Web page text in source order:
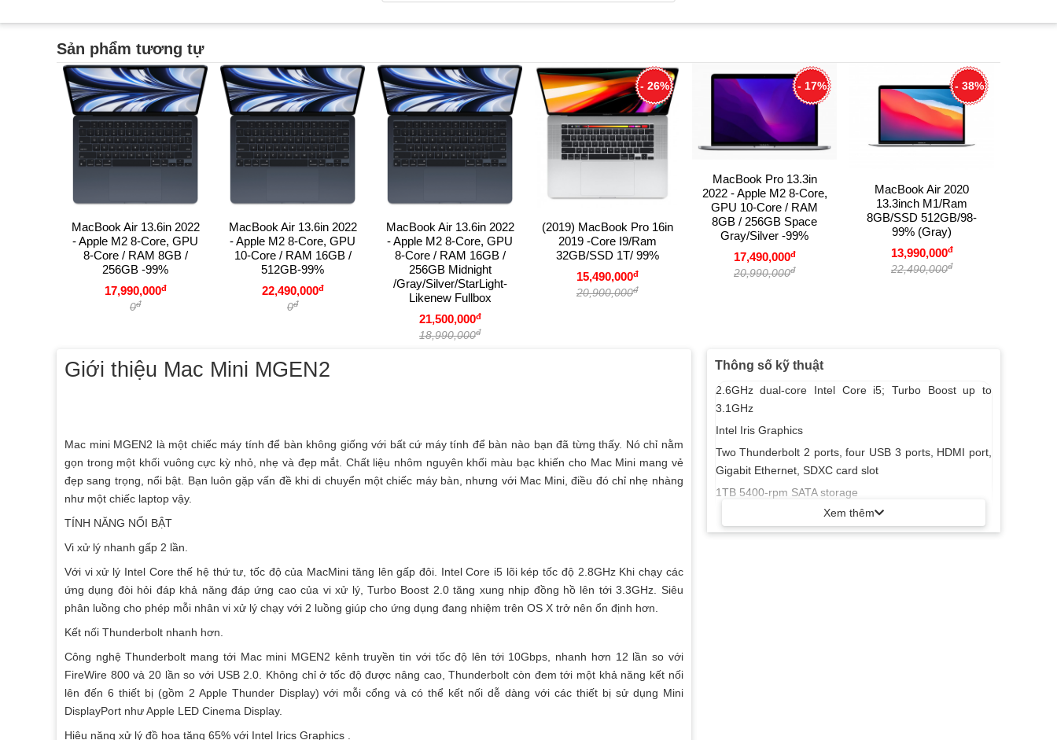
Thông số kỹ thuật
2.6GHz dual-core Intel Core i5; Turbo Boost up to
3.1GHz
Intel Iris Graphics
Two Thunderbolt 2 ports, four USB 3 ports, HDMI port,
Gigabit Ethernet, SDXC card slot
1TB 5400-rpm SATA storage
Xem thêm
Giới thiệu Mac Mini MGEN2
Mac mini MGEN2 là một chiếc máy tính để bàn không giống với bất cứ máy tính để bàn nào bạn đã từng thấy. Nó chỉ nằm
gọn trong một khối vuông cực kỳ nhỏ, nhẹ và đẹp mắt. Chất liệu nhôm nguyên khối màu bạc khiến cho Mac Mini mang vẻ
đẹp sang trọng, nổi bật. Bạn luôn gặp vấn đề khi di chuyển một chiếc máy bàn, nhưng với Mac Mini, điều đó chỉ nhẹ nhàng
như một chiếc laptop vậy.
TÍNH NĂNG NỔI BẬT
Vi xử lý nhanh gấp 2 lần.
Với vi xử lý Intel Core thế hệ thứ tư, tốc độ của MacMini tăng lên gấp đôi. Intel Core i5 lõi kép tốc độ 2.8GHz Khi chạy các
ứng dụng đòi hỏi đáp khả năng đáp ứng cao của vi xử lý, Turbo Boost 2.0 tăng xung nhịp đồng hồ lên tới 3.3GHz. Siêu
phân luồng cho phép mỗi nhân vi xử lý chạy với 2 luồng giúp cho ứng dụng đang nhiệm trên OS X trở nên ổn định hơn.
Kết nối Thunderbolt nhanh hơn.
Công nghệ Thunderbolt mang tới Mac mini MGEN2 kênh truyền tin với tốc độ lên tới 10Gbps, nhanh hơn 12 lần so với
FireWire 800 và 20 lần so với USB 2.0. Không chỉ ở tốc độ được nâng cao, Thunderbolt còn đem tới một khả năng kết nối
lên đến 6 thiết bị (gồm 2 Apple Thunder Display) với mỗi cổng và có thể kết nối dễ dàng với các thiết bị sử dụng Mini
DisplayPort như Apple LED Cinema Display.
Hiệu năng xử lý đồ họa tăng 65% với Intel Irics Graphics .
Sản phẩm tương tự
MacBook Air 13.6in 2022
- Apple M2 8-Core, GPU
8-Core / RAM 8GB /
256GB -99%
17,990,000đ
0đ
MacBook Air 13.6in 2022
- Apple M2 8-Core, GPU
10-Core / RAM 16GB /
512GB-99%
22,490,000đ
0đ
MacBook Air 13.6in 2022
- Apple M2 8-Core, GPU
8-Core / RAM 16GB /
256GB Midnight
/Gray/Silver/StarLight-
Likenew Fullbox
21,500,000đ
18,990,000đ
- 26%
(2019) MacBook Pro 16in
2019 -Core I9/Ram
32GB/SSD 1T/ 99%
15,490,000đ
20,900,000đ
- 17%
MacBook Pro 13.3in
2022 - Apple M2 8-Core,
GPU 10-Core / RAM
8GB / 256GB Space
Gray/Silver -99%
17,490,000đ
20,990,000đ
- 38%
MacBook Air 2020
13.3inch M1/Ram
8GB/SSD 512GB/98-
99% (Gray)
13,990,000đ
22,490,000đ